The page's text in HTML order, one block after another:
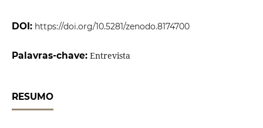
DOI: https://doi.org/10.5281/zenodo.8174700
Palavras-chave: Entrevista
RESUMO